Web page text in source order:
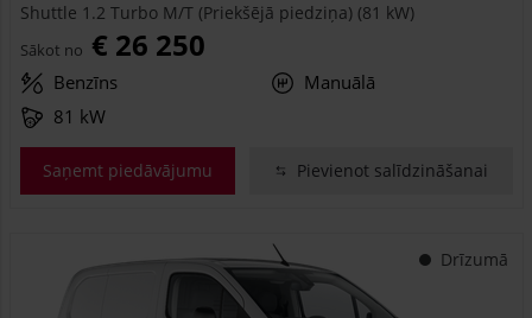
Shuttle 1.2 Turbo M/T (Priekšējā piedziņa) (81 kW)
Sākot no € 26 250
Benzīns
Manuālā
81 kW
Saņemt piedāvājumu Pievienot salīdzināšanai
Drīzumā